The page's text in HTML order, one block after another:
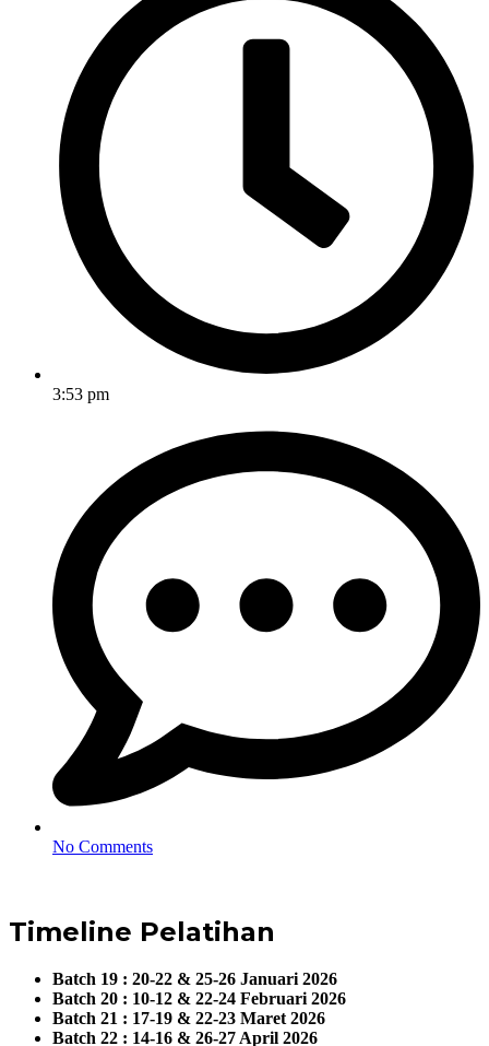
3:53 pm
No Comments
Timeline Pelatihan
Batch 19 : 20-22 & 25-26 Januari 2026
Batch 20 : 10-12 & 22-24 Februari 2026
Batch 21 : 17-19 & 22-23 Maret 2026
Batch 22 : 14-16 & 26-27 April 2026